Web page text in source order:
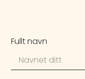
Fullt navn